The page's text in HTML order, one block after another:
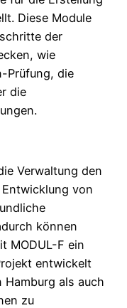
Diese Module
der
wie
Prüfung, die
die
Verwaltung den
von
können
MODUL-F ein
entwickelt
als auch
zu